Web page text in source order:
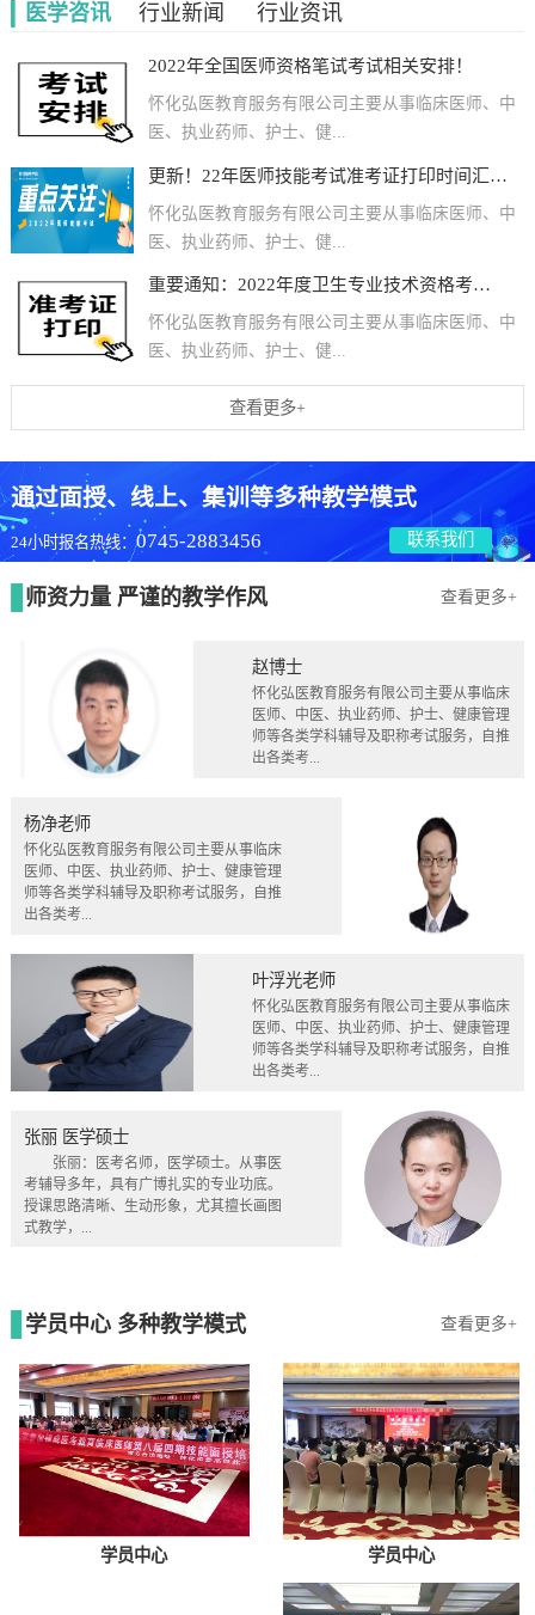
医学咨讯 行业新闻 行业资讯
2022年全国医师资格笔试考试相关安排！
怀化弘医教育服务有限公司主要从事临床医师、中
医、执业药师、护士、健...
更新！22年医师技能考试准考证打印时间汇总及各地防疫要求
怀化弘医教育服务有限公司主要从事临床医师、中
医、执业药师、护士、健...
重要通知：2022年度卫生专业技术资格考试和护士执业资格考试准考证打印提醒
怀化弘医教育服务有限公司主要从事临床医师、中
医、执业药师、护士、健...
查看更多+
通过面授、线上、集训等多种教学模式
24小时报名热线：0745-2883456 联系我们
师资力量 严谨的教学作风 查看更多+
赵博士
怀化弘医教育服务有限公司主要从事临床
医师、中医、执业药师、护士、健康管理
师等各类学科辅导及职称考试服务，自推
出各类考...
杨净老师
怀化弘医教育服务有限公司主要从事临床
医师、中医、执业药师、护士、健康管理
师等各类学科辅导及职称考试服务，自推
出各类考...
叶浮光老师
怀化弘医教育服务有限公司主要从事临床
医师、中医、执业药师、护士、健康管理
师等各类学科辅导及职称考试服务，自推
出各类考...
张丽 医学硕士
张丽：医考名师，医学硕士。从事医
考辅导多年，具有广博扎实的专业功底。
授课思路清晰、生动形象，尤其擅长画图
式教学，...
学员中心 多种教学模式 查看更多+
学员中心 学员中心